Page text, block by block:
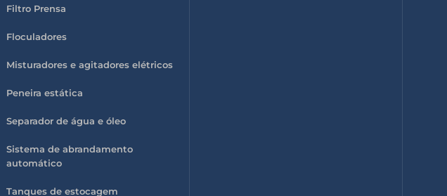
Filtro Prensa
Floculadores
Misturadores e agitadores elétricos
Peneira estática
Separador de água e óleo
Sistema de abrandamento
automático
Tanques de estocagem